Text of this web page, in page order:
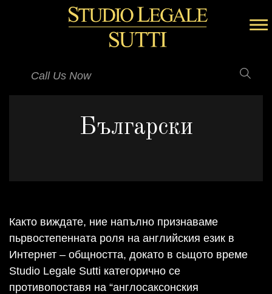
Call Us Now
Български
Както виждате, ние напълно признаваме
пьрвостепенната роля на английския език в
Интернет – общността, докато в сьщото време
Studio Legale Sutti категорично се
противопоставя на “англосаксонския